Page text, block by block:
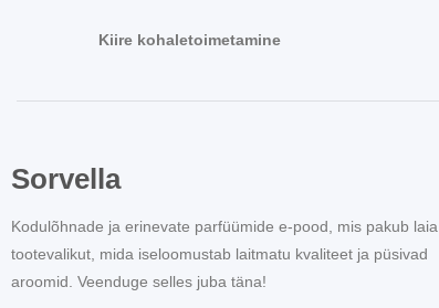
Kiire kohaletoimetamine
Sorvella
Kodulõhnade ja erinevate parfüümide e-pood, mis pakub laia
tootevalikut, mida iseloomustab laitmatu kvaliteet ja püsivad
aroomid. Veenduge selles juba täna!